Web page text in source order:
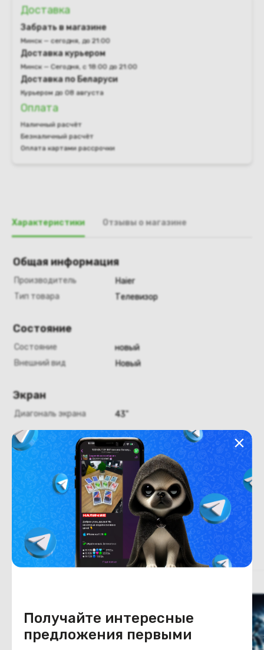
Получайте интересные
предложения первыми
Доставка
Забрать в магазине
Минск — сегодня, до 21:00
Доставка курьером
Минск — Сегодня, с 18:00 до 21:00
Доставка по Беларуси
Курьером до 08 августа
Оплата
Наличный расчёт
Безналичный расчёт
Оплата картами рассрочки
Характеристики Отзывы о магазине
Общая информация
Производитель
Haier
Тип товара
Телевизор
Состояние
Состояние
новый
Внешний вид
Новый
Экран
Диагональ экрана 43"
Конструкция
Цвет черный/серебристый
Похожие товары